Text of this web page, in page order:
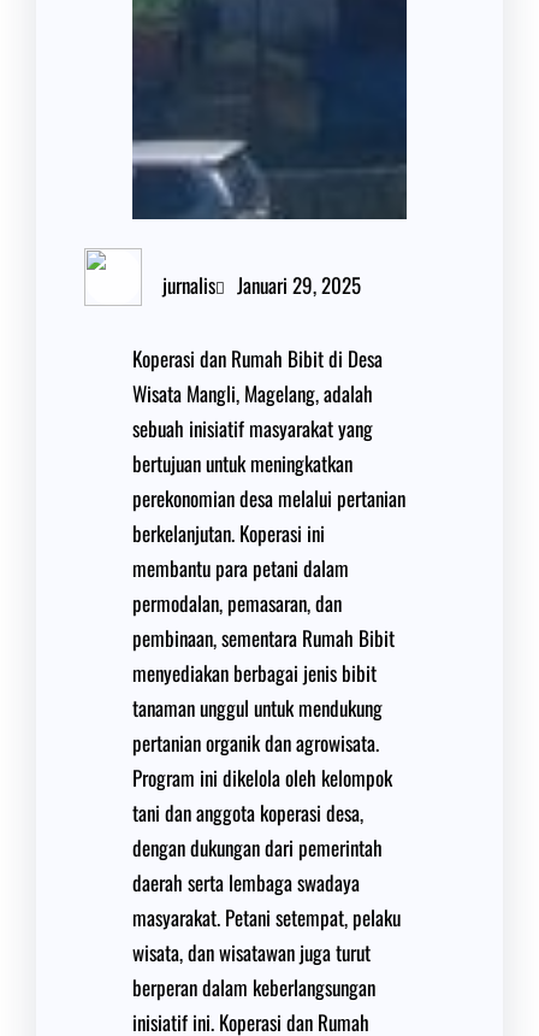
jurnalis Januari 29, 2025
Koperasi dan Rumah Bibit di Desa
Wisata Mangli, Magelang, adalah
sebuah inisiatif masyarakat yang
bertujuan untuk meningkatkan
perekonomian desa melalui pertanian
berkelanjutan. Koperasi ini
membantu para petani dalam
permodalan, pemasaran, dan
pembinaan, sementara Rumah Bibit
menyediakan berbagai jenis bibit
tanaman unggul untuk mendukung
pertanian organik dan agrowisata.
Program ini dikelola oleh kelompok
tani dan anggota koperasi desa,
dengan dukungan dari pemerintah
daerah serta lembaga swadaya
masyarakat. Petani setempat, pelaku
wisata, dan wisatawan juga turut
berperan dalam keberlangsungan
inisiatif ini. Koperasi dan Rumah